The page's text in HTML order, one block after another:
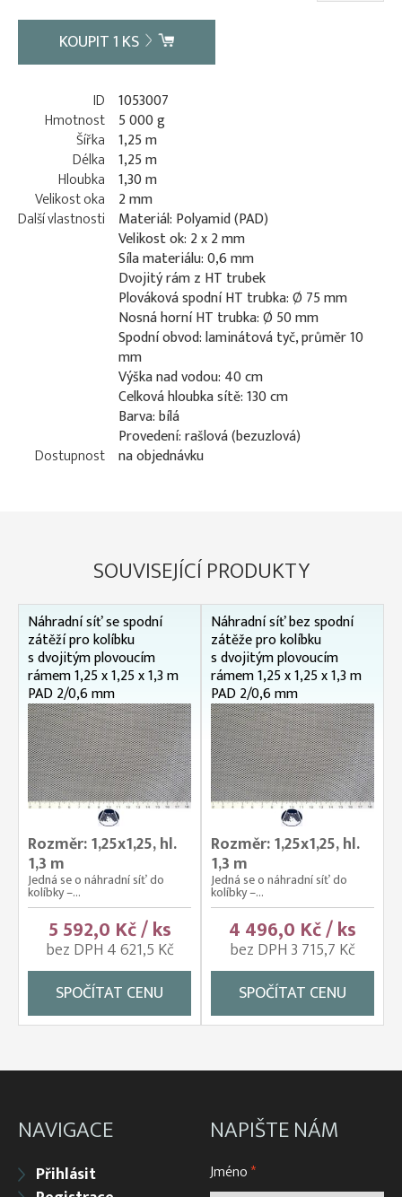
KOUPIT1 KS
ID 1053007
Hmotnost 5 000 g
Šířka 1,25 m
Délka 1,25 m
Hloubka 1,30 m
Velikost oka
2 mm
Další vlastnosti
Materiál: Polyamid (PAD)
Velikost ok: 2 x 2 mm
Síla materiálu: 0,6 mm
Dvojitý rám z HT trubek
Plováková spodní HT trubka: Ø 75 mm
Nosná horní HT trubka: Ø 50 mm
Spodní obvod: laminátová tyč, průměr 10
mm
Výška nad vodou: 40 cm
Celková hloubka sítě: 130 cm
Barva: bílá
Provedení: rašlová (bezuzlová)
Dostupnost na objednávku
SOUVISEJÍCÍ PRODUKTY
Náhradní síť se spodní
zátěží pro kolíbku
s dvojitým plovoucím
rámem 1,25 x 1,25 x 1,3 m
PAD 2/0,6 mm
Rozměr: 1,25x1,25, hl.
1,3 m
Jedná se o náhradní síť do
kolíbky –...
5 592,0 Kč / ks
bez DPH 4 621,5 Kč
SPOČÍTAT CENU
Náhradní síť bez spodní
zátěže pro kolíbku
s dvojitým plovoucím
rámem 1,25 x 1,25 x 1,3 m
PAD 2/0,6 mm
Rozměr: 1,25x1,25, hl.
1,3 m
Jedná se o náhradní síť do
kolíbky –...
4 496,0 Kč / ks
bez DPH 3 715,7 Kč
SPOČÍTAT CENU
NAVIGACE
Přihlásit
NAPIŠTE NÁM
Jméno*